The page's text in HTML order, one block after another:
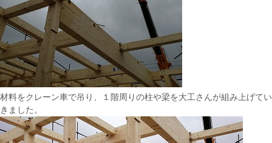
材料をクレーン車で吊り、１階周りの柱や梁を大工さんが組み上げてい
きました。